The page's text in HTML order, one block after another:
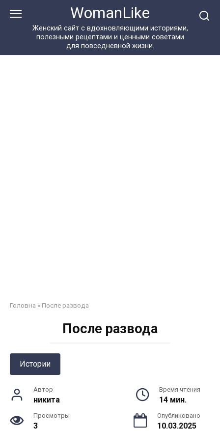
WomanLike
Женский сайт с вдохновляющими историями,
полезными рецептами и ценными советами
для повседневной жизни.
Головна » После развода
После развода
Истории
Автор
никита
Время чтения
14 мин.
Просмотры
3
Опубликовано
10.03.2025